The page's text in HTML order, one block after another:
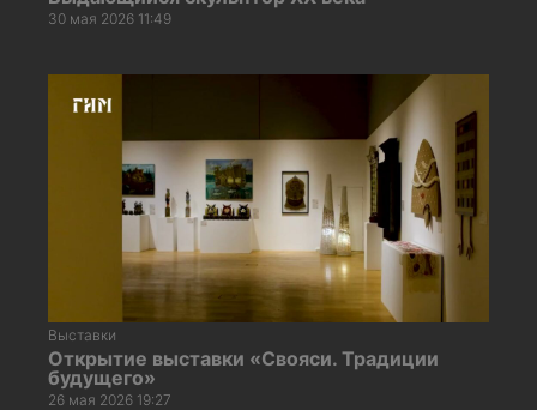
30 мая 2026 11:49
Выставки
Открытие выставки «Свояси. Традиции
будущего»
26 мая 2026 19:27